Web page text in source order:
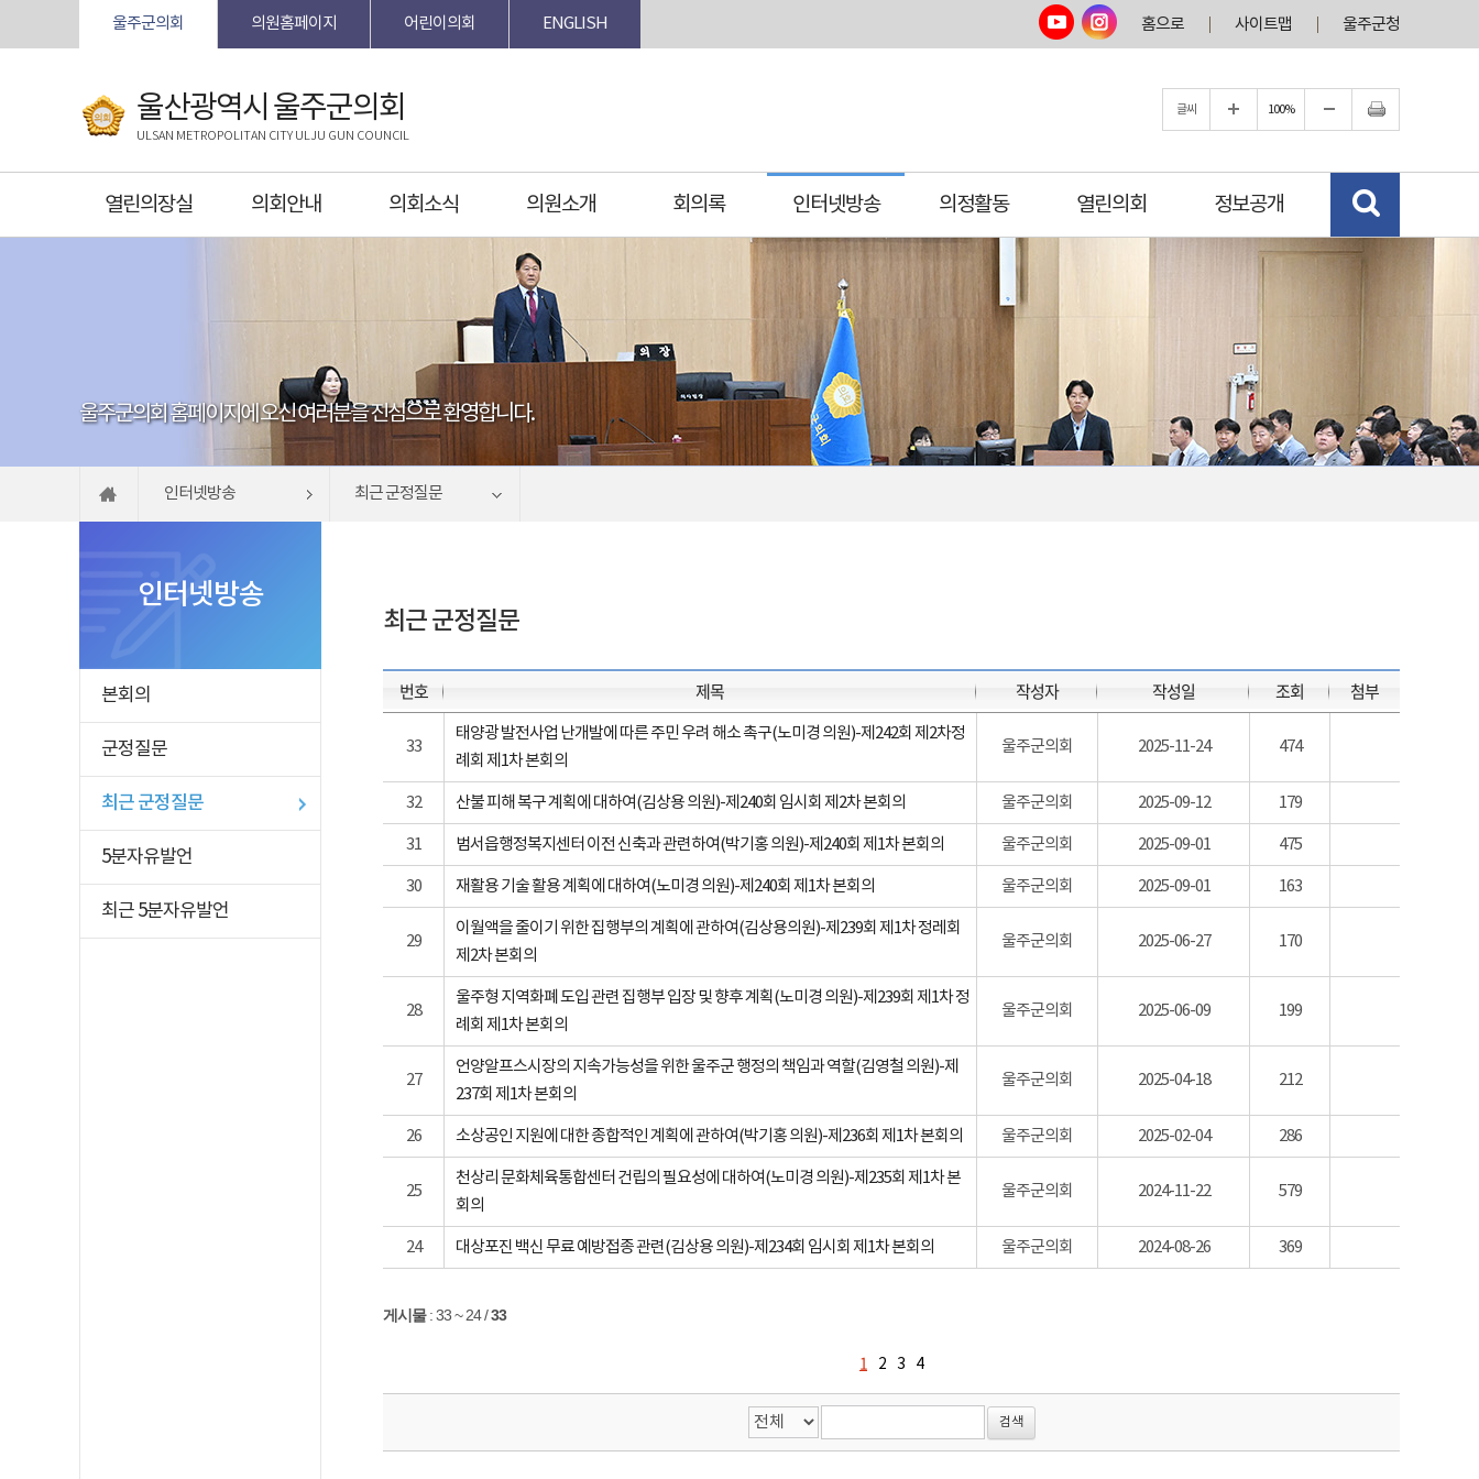
본문바로가기
울주군의회 의원홈페이지 어린이의회 ENGLISH 홈으로 사이트맵 울주군청
울산광역시 울주군의회
ULSAN METROPOLITAN CITY ULJU GUN COUNCIL
글씨 100%
열린의장실 의회안내 의회소식 의원소개 회의록 인터넷방송 의정활동 열린의회 정보공개
울주군의회 홈페이지에 오신 여러분을 진심으로 환영합니다.
인터넷방송 최근 군정질문
인터넷방송
본회의
군정질문
최근 군정질문
5분자유발언
최근 5분자유발언
최근 군정질문
번호 제목 작성자 작성일 조회 첨부
33
태양광 발전사업 난개발에 따른 주민 우려 해소 촉구(노미경 의원)-제242회 제2차정
례회 제1차 본회의
울주군의회 2025-11-24 474
32 산불 피해 복구 계획에 대하여(김상용 의원)-제240회 임시회 제2차 본회의 울주군의회 2025-09-12 179
31 범서읍행정복지센터 이전 신축과 관련하여(박기홍 의원)-제240회 제1차 본회의 울주군의회 2025-09-01 475
30 재활용 기술 활용 계획에 대하여(노미경 의원)-제240회 제1차 본회의 울주군의회 2025-09-01 163
29
이월액을 줄이기 위한 집행부의 계획에 관하여(김상용의원)-제239회 제1차 정레회
제2차 본회의
울주군의회 2025-06-27 170
28
울주형 지역화폐 도입 관련 집행부 입장 및 향후 계획(노미경 의원)-제239회 제1차 정
례회 제1차 본회의
울주군의회 2025-06-09 199
27
언양알프스시장의 지속가능성을 위한 울주군 행정의 책임과 역할(김영철 의원)-제
237회 제1차 본회의
울주군의회 2025-04-18 212
26 소상공인 지원에 대한 종합적인 계획에 관하여(박기홍 의원)-제236회 제1차 본회의 울주군의회 2025-02-04 286
25
천상리 문화체육통합센터 건립의 필요성에 대하여(노미경 의원)-제235회 제1차 본
회의
울주군의회 2024-11-22 579
24 대상포진 백신 무료 예방접종 관련(김상용 의원)-제234회 임시회 제1차 본회의 울주군의회 2024-08-26 369
게시물: 33 ~ 24/33
1 2 3 4